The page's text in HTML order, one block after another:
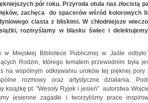
pór roku. Przyroda otula nas złocistą
zachęca do spacerów wśród kolorowych
ciasta z bliskimi. W chłodniejsze
rozmyślamy w blasku świec i
Miejskiej Bibliotece Publicznej w Jaśle
Rodzin, którego tematem przewodnim była
na wspólnym odkrywaniu uroków tej pięknej pory
rozmowy oraz artystyczne działania.
książkę pt. "Wesoły Ryjek i jesień” autorstwa
jesienne zagadki i tworzyliśmy prace